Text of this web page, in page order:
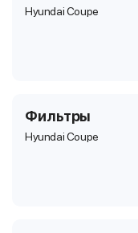
Hyundai Coupe
Фильтры
Hyundai Coupe